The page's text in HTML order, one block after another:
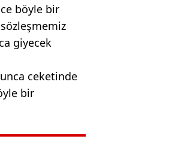
böyle bir
giyecek
ceketinde
bir